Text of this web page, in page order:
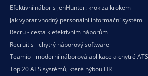
Efektivní nábor s jenHunter: krok za krokem
Jak vybrat vhodný personální informační systém
Recru - cesta k efektivním náborům
Recruitis - chytrý náborový software
Teamio - moderní náborová aplikace a chytré ATS
Top 20 ATS systémů, které hýbou HR